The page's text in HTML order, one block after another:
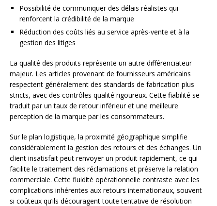
Possibilité de communiquer des délais réalistes qui
renforcent la crédibilité de la marque
Réduction des coûts liés au service après-vente et à la
gestion des litiges
La qualité des produits représente un autre différenciateur
majeur. Les articles provenant de fournisseurs américains
respectent généralement des standards de fabrication plus
stricts, avec des contrôles qualité rigoureux. Cette fiabilité se
traduit par un taux de retour inférieur et une meilleure
perception de la marque par les consommateurs.
Sur le plan logistique, la proximité géographique simplifie
considérablement la gestion des retours et des échanges. Un
client insatisfait peut renvoyer un produit rapidement, ce qui
facilite le traitement des réclamations et préserve la relation
commerciale. Cette fluidité opérationnelle contraste avec les
complications inhérentes aux retours internationaux, souvent
si coûteux qu’ils découragent toute tentative de résolution